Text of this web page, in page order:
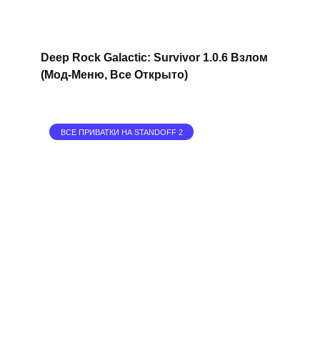
Deep Rock Galactic: Survivor 1.0.6 Взлом
(Мод-Меню, Все Открыто)
ВСЕ ПРИВАТКИ НА STANDOFF 2